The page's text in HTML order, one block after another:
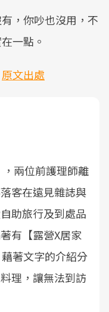
，你吵也沒用，不
一點。
原文出處
兩位前護理師離
客在遠見雜誌與
助旅行及到處品
有【露營X居家
著文字的介紹分
理，讓無法到訪